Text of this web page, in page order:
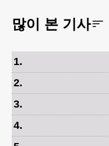
많이 본 기사
1.
2.
3.
4.